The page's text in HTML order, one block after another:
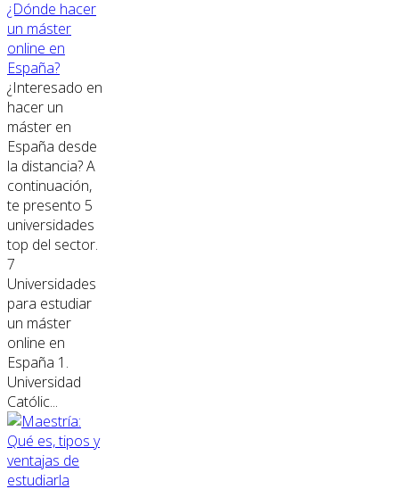
¿Dónde hacer
un máster
online en
España?
¿Interesado en
hacer un
máster en
España desde
la distancia? A
continuación,
te presento 5
universidades
top del sector.
7
Universidades
para estudiar
un máster
online en
España 1.
Universidad
Católic...